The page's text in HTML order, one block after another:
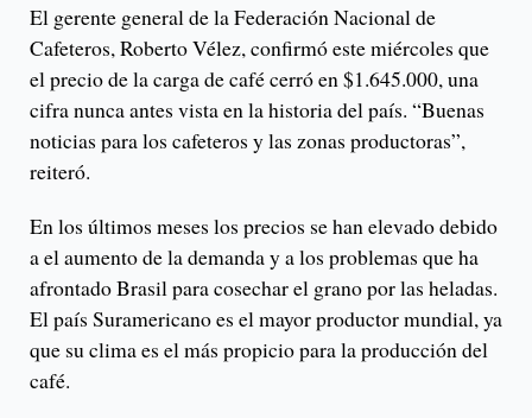
El gerente general de la Federación Nacional de
Cafeteros, Roberto Vélez, confirmó este miércoles que
el precio de la carga de café cerró en $1.645.000, una
cifra nunca antes vista en la historia del país. “Buenas
noticias para los cafeteros y las zonas productoras”,
reiteró.
En los últimos meses los precios se han elevado debido
a el aumento de la demanda y a los problemas que ha
afrontado Brasil para cosechar el grano por las heladas.
El país Suramericano es el mayor productor mundial, ya
que su clima es el más propicio para la producción del
café.